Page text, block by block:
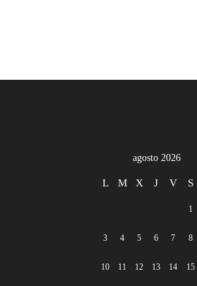
agosto 2026
L M X J V S
1
3 4 5 6 7 8
10 11 12 13 14 15